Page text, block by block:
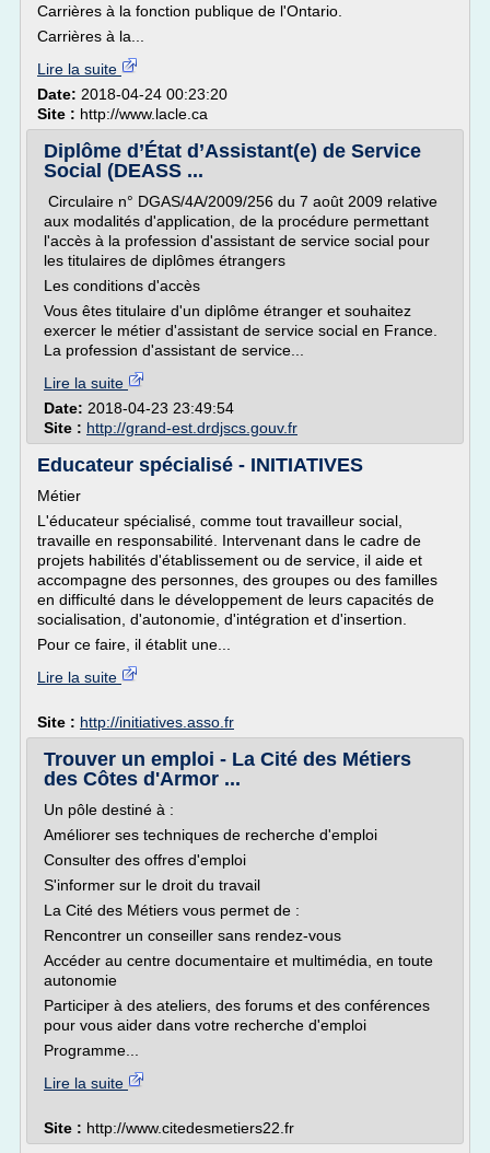
Carrières à la fonction publique de l'Ontario.
Carrières à la...
Lire la suite
Date: 2018-04-24 00:23:20
Site : http://www.lacle.ca
Diplôme d’État d’Assistant(e) de Service
Social (DEASS ...
Circulaire n° DGAS/4A/2009/256 du 7 août 2009 relative
aux modalités d'application, de la procédure permettant
l'accès à la profession d'assistant de service social pour
les titulaires de diplômes étrangers
Les conditions d'accès
Vous êtes titulaire d'un diplôme étranger et souhaitez
exercer le métier d'assistant de service social en France.
La profession d'assistant de service...
Lire la suite
Date: 2018-04-23 23:49:54
Site : http://grand-est.drdjscs.gouv.fr
Educateur spécialisé - INITIATIVES
Métier
L'éducateur spécialisé, comme tout travailleur social,
travaille en responsabilité. Intervenant dans le cadre de
projets habilités d'établissement ou de service, il aide et
accompagne des personnes, des groupes ou des familles
en difficulté dans le développement de leurs capacités de
socialisation, d'autonomie, d'intégration et d'insertion.
Pour ce faire, il établit une...
Lire la suite
Site : http://initiatives.asso.fr
Trouver un emploi - La Cité des Métiers
des Côtes d'Armor ...
Un pôle destiné à :
Améliorer ses techniques de recherche d'emploi
Consulter des offres d'emploi
S'informer sur le droit du travail
La Cité des Métiers vous permet de :
Rencontrer un conseiller sans rendez-vous
Accéder au centre documentaire et multimédia, en toute
autonomie
Participer à des ateliers, des forums et des conférences
pour vous aider dans votre recherche d'emploi
Programme...
Lire la suite
Site : http://www.citedesmetiers22.fr